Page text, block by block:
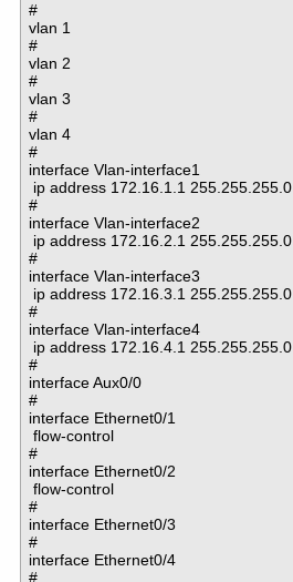
#
vlan 1
#
vlan 2
#
vlan 3
#
vlan 4
#
interface Vlan-interface1
ip address 172.16.1.1 255.255.255.0
#
interface Vlan-interface2
ip address 172.16.2.1 255.255.255.0
#
interface Vlan-interface3
ip address 172.16.3.1 255.255.255.0
#
interface Vlan-interface4
ip address 172.16.4.1 255.255.255.0
#
interface Aux0/0
#
interface Ethernet0/1
flow-control
#
interface Ethernet0/2
flow-control
#
interface Ethernet0/3
#
interface Ethernet0/4
#